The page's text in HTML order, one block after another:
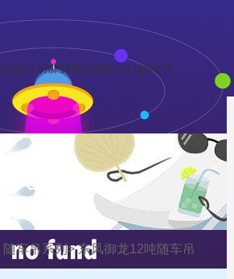
|程力专用汽车股份有限公司-绿茵体育
display
随车吊系列>东风御龙12吨随车吊